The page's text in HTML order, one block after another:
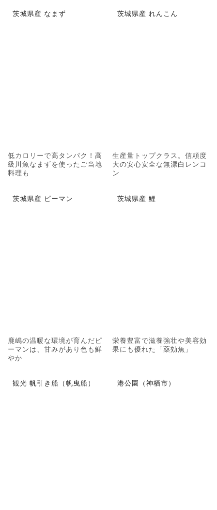
茨城県産 なまず
低カロリーで高タンパク！高
級川魚なまずを使ったご当地
料理も
茨城県産 れんこん
生産量トップクラス。信頼度
大の安心安全な無漂白レンコ
ン
茨城県産 ピーマン
鹿嶋の温暖な環境が育んだピ
ーマンは、甘みがあり色も鮮
やか
茨城県産 鯉
栄養豊富で滋養強壮や美容効
果にも優れた「薬効魚」
観光 帆引き船（帆曳船） 港公園（神栖市）